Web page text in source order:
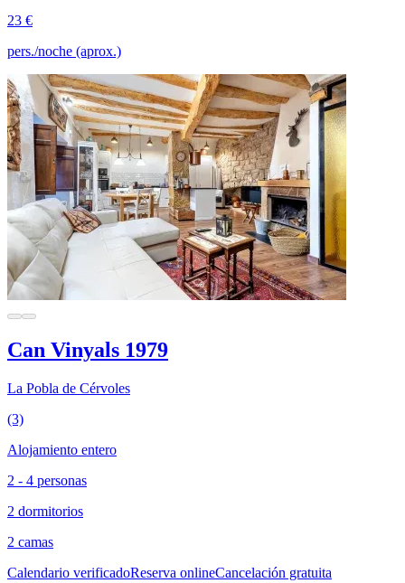
23 €
pers./noche (aprox.)
Can Vinyals 1979
La Pobla de Cérvoles
(3)
Alojamiento entero
2 - 4 personas
2 dormitorios
2 camas
Calendario verificadoReserva onlineCancelación gratuita